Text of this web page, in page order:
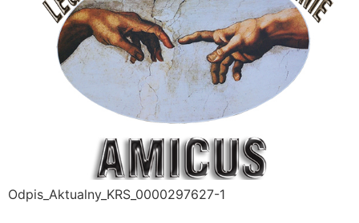
Odpis_Aktualny_KRS_0000297627-1